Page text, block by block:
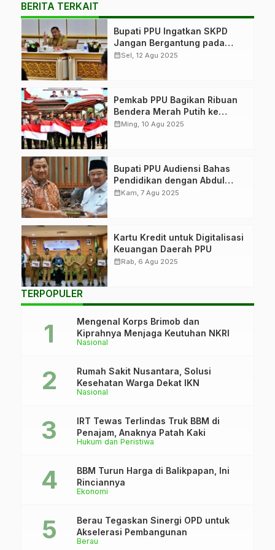
BERITA TERKAIT
Bupati PPU Ingatkan SKPD
Jangan Bergantung pada
APBD
calendar_monthSel, 12 Agu 2025
Pemkab PPU Bagikan Ribuan
Bendera Merah Putih ke
Masyarakat
calendar_monthMing, 10 Agu 2025
Bupati PPU Audiensi Bahas
Pendidikan dengan Abdul
Mu’ti
calendar_monthKam, 7 Agu 2025
Kartu Kredit untuk Digitalisasi
Keuangan Daerah PPU
calendar_monthRab, 6 Agu 2025
TERPOPULER
Nasional
Mengenal Korps Brimob dan
Kiprahnya Menjaga Keutuhan NKRI
Nasional
Rumah Sakit Nusantara, Solusi
Kesehatan Warga Dekat IKN
Hukum dan Peristiwa
IRT Tewas Terlindas Truk BBM di
Penajam, Anaknya Patah Kaki
Ekonomi
BBM Turun Harga di Balikpapan, Ini
Rinciannya
Berau
Berau Tegaskan Sinergi OPD untuk
Akselerasi Pembangunan